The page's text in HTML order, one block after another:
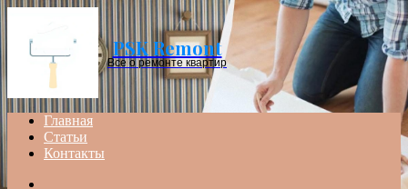
Menu
PSK Remont
Все о ремонте квартир
Главная
Статьи
Контакты